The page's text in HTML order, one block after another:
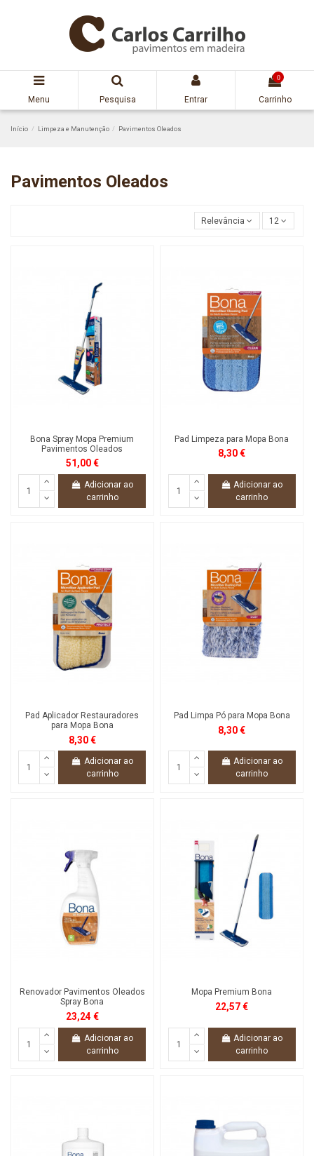
Menu Pesquisa Entrar
0
Carrinho
Início Limpeza e Manutenção Pavimentos Oleados
Pavimentos Oleados
Relevância 12
Bona Spray Mopa Premium
Pavimentos Oleados
51,00 €
Adicionar ao
carrinho
Pad Limpeza para Mopa Bona
8,30 €
Adicionar ao
carrinho
Pad Aplicador Restauradores
para Mopa Bona
8,30 €
Adicionar ao
carrinho
Pad Limpa Pó para Mopa Bona
8,30 €
Adicionar ao
carrinho
Renovador Pavimentos Oleados
Spray Bona
23,24 €
Adicionar ao
carrinho
Mopa Premium Bona
22,57 €
Adicionar ao
carrinho